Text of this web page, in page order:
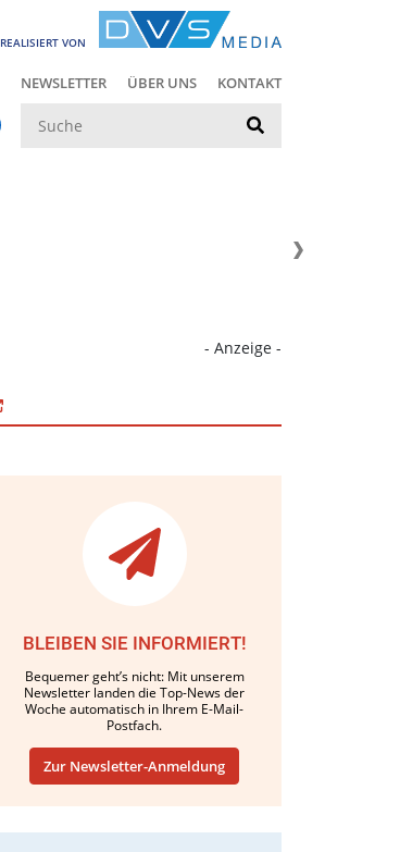
REALISIERT VON
NEWSLETTER ÜBER UNS KONTAKT
- Anzeige -
BLEIBEN SIE INFORMIERT!
Bequemer geht’s nicht: Mit unserem
Newsletter landen die Top-News der
Woche automatisch in Ihrem E-Mail-
Postfach.
Zur Newsletter-Anmeldung